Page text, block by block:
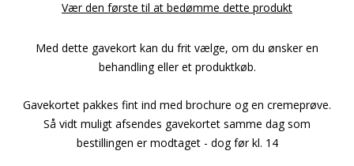
Vær den første til at bedømme dette produkt
Med dette gavekort kan du frit vælge, om du ønsker en
behandling eller et produktkøb.
Gavekortet pakkes fint ind med brochure og en cremeprøve.
Så vidt muligt afsendes gavekortet samme dag som
bestillingen er modtaget - dog før kl. 14